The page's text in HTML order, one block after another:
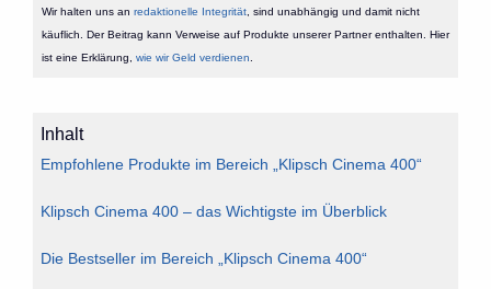
Wir halten uns an redaktionelle Integrität, sind unabhängig und damit nicht
käuflich. Der Beitrag kann Verweise auf Produkte unserer Partner enthalten. Hier
ist eine Erklärung, wie wir Geld verdienen
Inhalt
Empfohlene Produkte im Bereich „Klipsch Cinema 400“
Klipsch Cinema 400 – das Wichtigste im Überblick
Die Bestseller im Bereich „Klipsch Cinema 400“